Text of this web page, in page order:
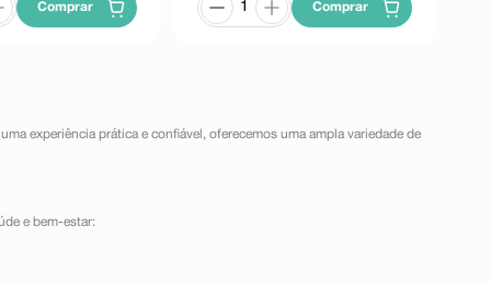
Comprar Comprar
experiência prática e confiável, oferecemos uma ampla variedade de
e bem-estar: